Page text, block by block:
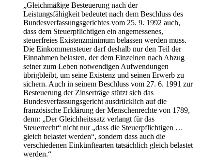
„Gleichmäßige Besteuerung nach der
Leistungsfähigkeit bedeutet nach dem Beschluss des
Bundesverfassungsgerichtes vom 25. 9. 1992 auch,
dass dem Steuerpflichtigen ein angemessenes,
steuerfreies Existenzminimum belassen werden muss.
Die Einkommensteuer darf deshalb nur den Teil der
Einnahmen belasten, der dem Einzelnen nach Abzug
seiner zum Leben notwendigen Aufwendungen
übrigbleibt, um seine Existenz und seinen Erwerb zu
sichern. Auch in seinem Beschluss vom 27. 6. 1991 zur
Besteuerung der Zinserträge stützt sich das
Bundesverfassungsgericht ausdrücklich auf die
französische Erklärung der Menschenrechte von 1789,
denn: „Der Gleichheitssatz verlangt für das
Steuerrecht“ nicht nur „dass die Steuerpflichtigen …
gleich belastet werden“, sondern dass auch die
verschiedenen Einkünftearten tatsächlich gleich belastet
werden.“